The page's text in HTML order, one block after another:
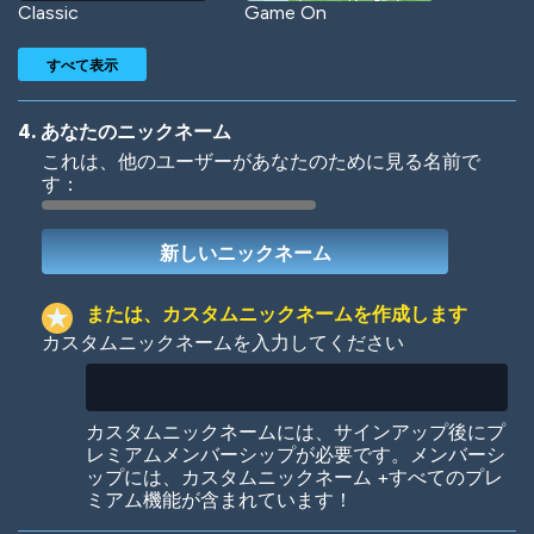
Classic Game On
Woof
Colorful
すべて表示
4. あなたのニックネーム
これは、他のユーザーがあなたのために見る名前で
す：
または、カスタムニックネームを作成します
カスタムニックネームを入力してください
カスタムニックネームには、サインアップ後にプ
レミアムメンバーシップが必要です。メンバーシ
ップには、カスタムニックネーム +すべてのプレ
ミアム機能が含まれています！